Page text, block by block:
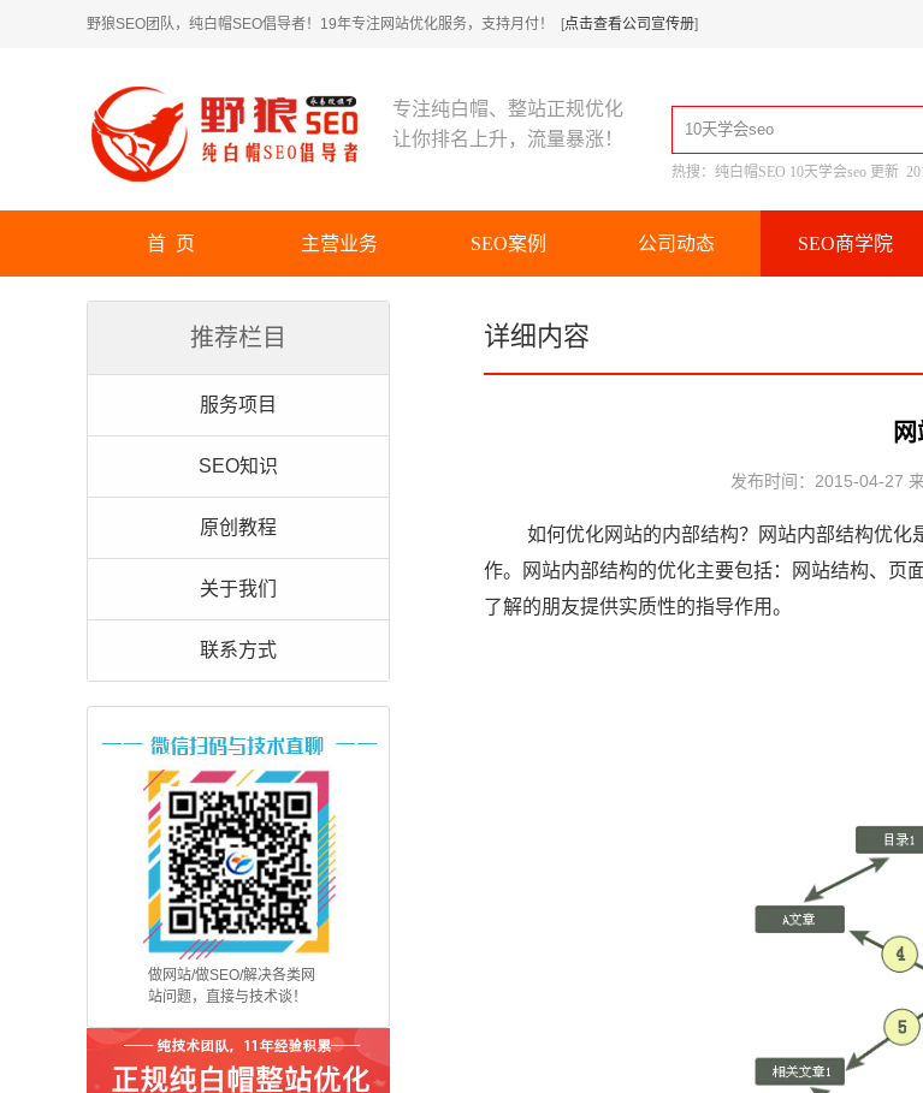
野狼SEO团队，纯白帽SEO倡导者！19年专注网站优化服务，支持月付！ [点击查看公司宣传册]
专注纯白帽、整站正规优化
让你排名上升，流量暴涨！
热搜： 纯白帽SEO 10天学会seo 更新
首 页 主营业务 SEO案例 公司动态 SEO商学院
推荐栏目
服务项目
SEO知识
原创教程
关于我们
联系方式
做网站/做SEO/解决各类网
站问题，直接与技术谈！
详细内容
发布时间：2015-04-27
如何优化网站的内部结构？网站内部结构优化
作。网站内部结构的优化主要包括：网站结构、页
了解的朋友提供实质性的指导作用。